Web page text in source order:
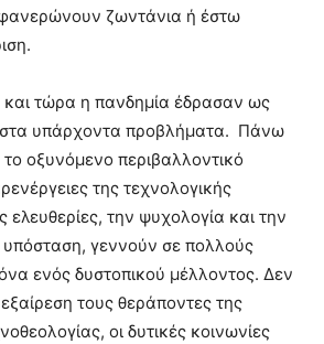
ζωντάνια ή έστω
και τώρα η πανδημία έδρασαν ως
στα υπάρχοντα προβλήματα. Πάνω
οξυνόμενο περιβαλλοντικό
της τεχνολογικής
ελευθερίες, την ψυχολογία και την
υπόσταση, γεννούν σε πολλούς
ενός δυστοπικού μέλλοντος. Δεν
εξαίρεση τους θεράποντες της
οι δυτικές κοινωνίες